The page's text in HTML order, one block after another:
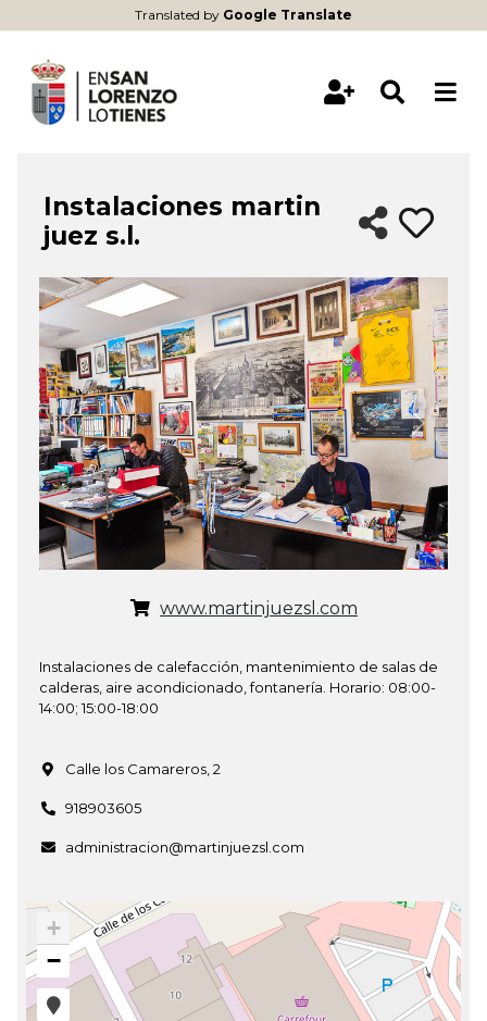
Translated by Google Translate
Instalaciones martin
juez s.l.
&lsaquo; Previous Next
www.martinjuezsl.com
Instalaciones de calefacción, mantenimiento de salas de
calderas, aire acondicionado, fontanería. Horario: 08:00-
14:00; 15:00-18:00
Calle los Camareros, 2
918903605
administracion@martinjuezsl.com
+
−